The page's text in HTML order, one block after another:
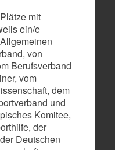
mit
ein/e
von
Berufsverband
vom
dem
und
Komitee,
der
Deutschen